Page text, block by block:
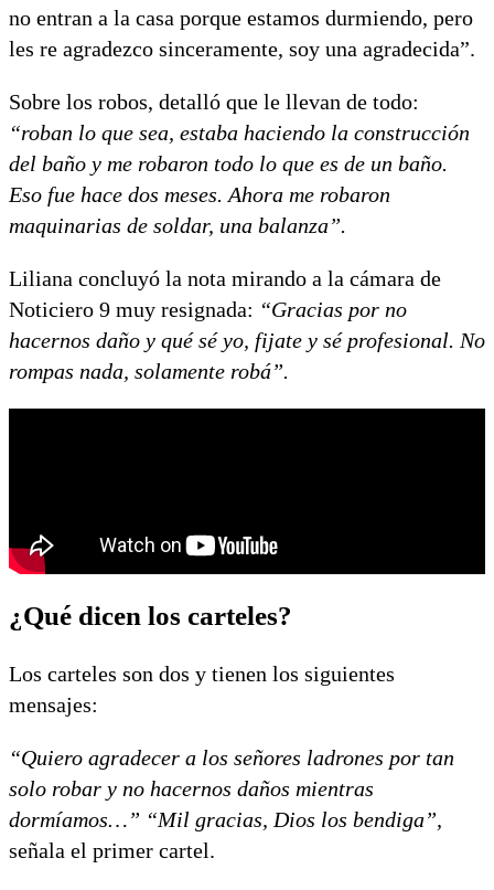
no entran a la casa porque estamos durmiendo, pero
les re agradezco sinceramente, soy una agradecida”.
Sobre los robos, detalló que le llevan de todo:
“roban lo que sea, estaba haciendo la construcción
del baño y me robaron todo lo que es de un baño.
Eso fue hace dos meses. Ahora me robaron
maquinarias de soldar, una balanza”.
Liliana concluyó la nota mirando a la cámara de
Noticiero 9 muy resignada: “Gracias por no
hacernos daño y qué sé yo, fijate y sé profesional. No
rompas nada, solamente robá”.
¿Qué dicen los carteles?
Los carteles son dos y tienen los siguientes
mensajes:
“Quiero agradecer a los señores ladrones por tan
solo robar y no hacernos daños mientras
dormíamos…” “Mil gracias, Dios los bendiga”,
señala el primer cartel.